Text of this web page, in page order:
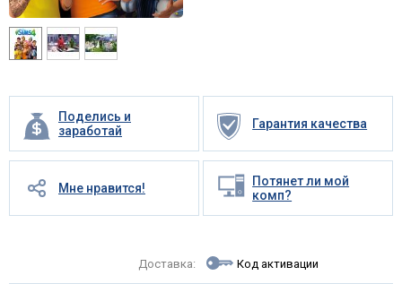
Поделись и
заработай
Гарантия качества
Мне нравится!
Потянет ли мой
комп?
Доставка: Код активации